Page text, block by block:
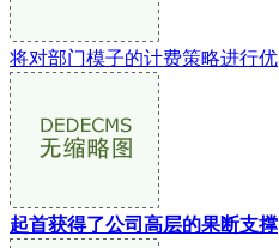
将对部门模子的计费策略进行优
起首获得了公司高层的果断支撑